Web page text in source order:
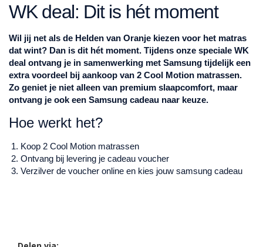
WK deal: Dit is hét moment
Wil jij net als de Helden van Oranje kiezen voor het matras
dat wint? Dan is dit hét moment. Tijdens onze speciale WK
deal ontvang je in samenwerking met Samsung tijdelijk een
extra voordeel bij aankoop van 2 Cool Motion matrassen.
Zo geniet je niet alleen van premium slaapcomfort, maar
ontvang je ook een Samsung cadeau naar keuze.
Hoe werkt het?
Koop 2 Cool Motion matrassen
Ontvang bij levering je cadeau voucher
Verzilver de voucher online en kies jouw samsung cadeau